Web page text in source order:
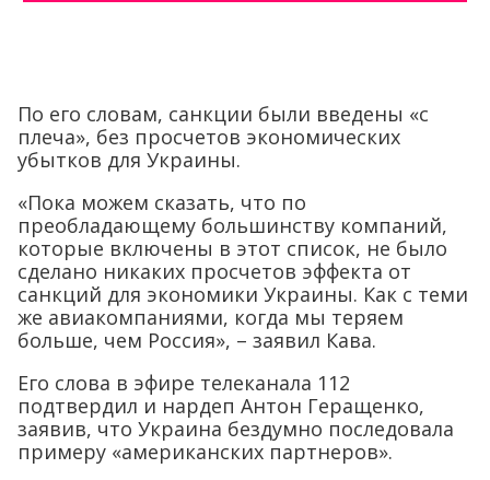
По его словам, санкции были введены «с
плеча», без просчетов экономических
убытков для Украины.
«Пока можем сказать, что по
преобладающему большинству компаний,
которые включены в этот список, не было
сделано никаких просчетов эффекта от
санкций для экономики Украины. Как с теми
же авиакомпаниями, когда мы теряем
больше, чем Россия», – заявил Кава.
Его слова в эфире телеканала 112
подтвердил и нардеп Антон Геращенко,
заявив, что Украина бездумно последовала
примеру «американских партнеров».